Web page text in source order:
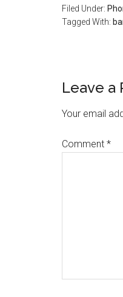
Filed Under:
Tagged With:
Reader
Leave a
Your email
Comment *